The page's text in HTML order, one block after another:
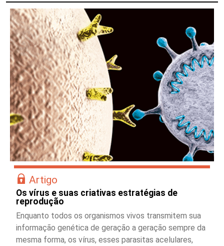
Artigo
Os vírus e suas criativas estratégias de
reprodução
Enquanto todos os organismos vivos transmitem sua
informação genética de geração a geração sempre da
mesma forma, os vírus, esses parasitas acelulares,